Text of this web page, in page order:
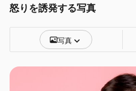
怒りを誘発する写真
写真